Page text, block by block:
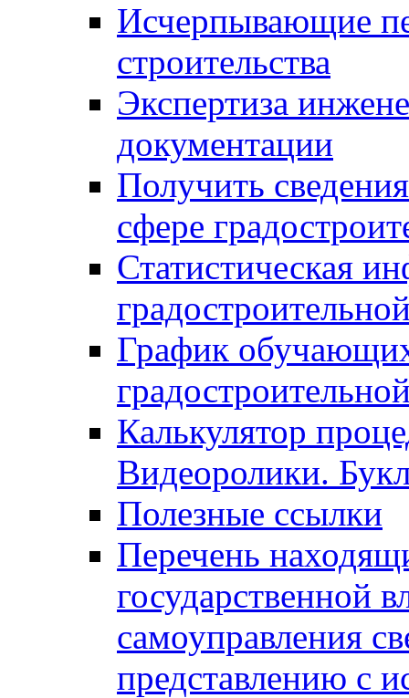
Исчерпывающие
строительства
Экспертиза
документации
Получить
сфере
Статистическая
График
Калькулятор
Видеоролики.
Полезные ссылки
Перечень
государственной
самоуправления
представлению с